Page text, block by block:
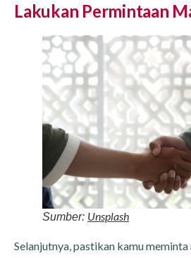
Lakukan Permintaan
Sumber: Unsplash
Selanjutnya, pastikan kamu